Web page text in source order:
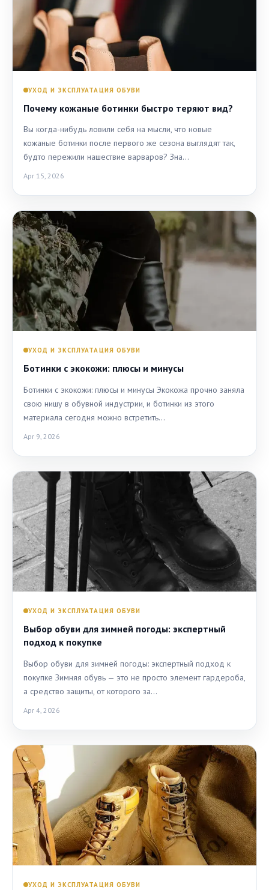
УХОД И ЭКСПЛУАТАЦИЯ ОБУВИ
Почему кожаные ботинки быстро теряют вид?
Вы когда-нибудь ловили себя на мысли, что новые
кожаные ботинки после первого же сезона выглядят так,
будто пережили нашествие варваров? Зна…
Apr 15, 2026
УХОД И ЭКСПЛУАТАЦИЯ ОБУВИ
Ботинки с экокожи: плюсы и минусы
Ботинки с экокожи: плюсы и минусы Экокожа прочно заняла
свою нишу в обувной индустрии, и ботинки из этого
материала сегодня можно встретить…
Apr 9, 2026
УХОД И ЭКСПЛУАТАЦИЯ ОБУВИ
Выбор обуви для зимней погоды: экспертный
подход к покупке
Выбор обуви для зимней погоды: экспертный подход к
покупке Зимняя обувь — это не просто элемент гардероба,
а средство защиты, от которого за…
Apr 4, 2026
УХОД И ЭКСПЛУАТАЦИЯ ОБУВИ